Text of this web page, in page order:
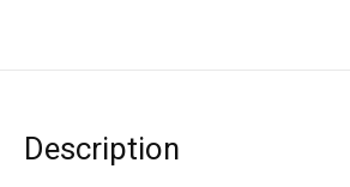
Description